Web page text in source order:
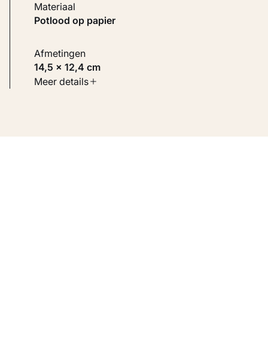
Materiaal
Potlood op papier
Afmetingen
14,5 × 12,4 cm
Soort werk
Meer details